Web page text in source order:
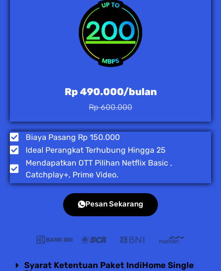
Rp 490.000/bulan
Rp 600.000
Biaya Pasang Rp 150.000
Ideal Perangkat Terhubung Hingga 25
Mendapatkan OTT Pilihan Netflix Basic ,
Catchplay+, Prime Video.
Pesan Sekarang
Syarat Ketentuan Paket IndiHome Single